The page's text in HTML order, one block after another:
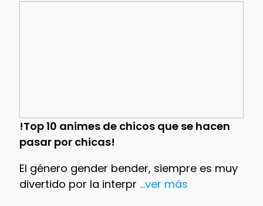
!Top 10 animes de chicos que se hacen
pasar por chicas!
El género gender bender, siempre es muy
divertido por la interpr ...ver más